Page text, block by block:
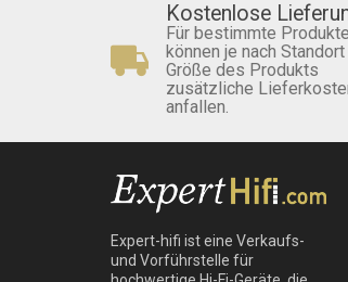
Kostenlose
Für bestimmte Produkte
können je nach
Größe des Produkts
zusätzliche
anfallen.
Expert-hifi ist eine Verkaufs-
und Vorführstelle für